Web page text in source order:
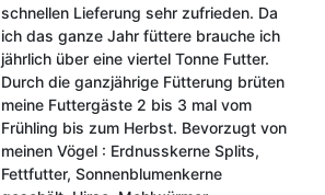
schnellen Lieferung sehr zufrieden. Da
ich das ganze Jahr füttere brauche ich
jährlich über eine viertel Tonne Futter.
Durch die ganzjährige Fütterung brüten
meine Futtergäste 2 bis 3 mal vom
Frühling bis zum Herbst. Bevorzugt von
meinen Vögel : Erdnusskerne Splits,
Fettfutter, Sonnenblumenkerne